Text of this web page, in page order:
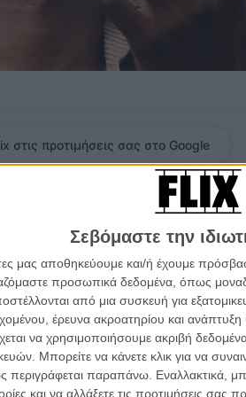
Σεβόμαστε την
μας αποθηκεύουμε και/ή έχουμε
προσωπικά δεδομένα, όπως
από μια συσκευή για
έρευνα ακροατηρίου και
να χρησιμοποιήσουμε ακριβή
Μπορείτε να κάνετε κλικ για να
περιγράφεται παραπάνω. Εναλλακτικά,
και να αλλάξετε τις προτιμήσεις σας
στις προτιμήσεις σας στο Google
πλοίο με ισραηλινή σημαία. Ο Εβραίος
νησιού (όχι, αυτά δεν τα καταλάβαμε
κι εκεί ξεκινά ο αληθινός του αγώνας
ότι ο ναυαγός ζητά τη βοήθειά
στην καρδιά της Αραβικής Ανοιξης.
Ντε Κόκο, γύρισε την ταινία του στην
ντοκιμαντέρ κι έτσι παίρνοντας την
παρότι το φιλμ σταδιακά εξελίχθηκε σε
συλλογισμό.